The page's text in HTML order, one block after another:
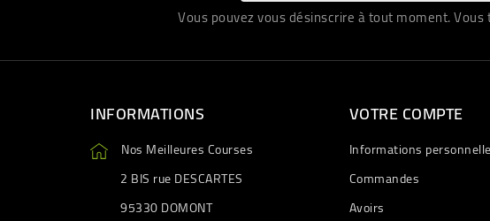
Vous pouvez vous désinscrire à tout moment.
INFORMATIONS
Nos Meilleures Courses
2 BIS rue DESCARTES
95330 DOMONT
VOTRE COMPTE
Informations
Commandes
Avoirs